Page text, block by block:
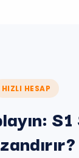
HIZLI HESAP